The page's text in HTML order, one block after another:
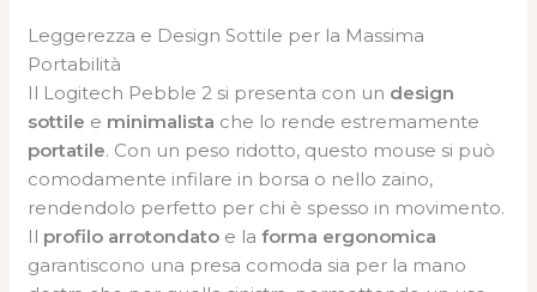
Leggerezza e Design Sottile per la Massima
Portabilità
Il Logitech Pebble 2 si presenta con un design
sottile e minimalista che lo rende estremamente
portatile. Con un peso ridotto, questo mouse si può
comodamente infilare in borsa o nello zaino,
rendendolo perfetto per chi è spesso in movimento.
Il profilo arrotondato e laforma ergonomica
garantiscono una presa comoda sia per la mano